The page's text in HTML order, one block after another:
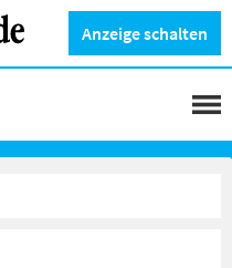
Anzeige schalten